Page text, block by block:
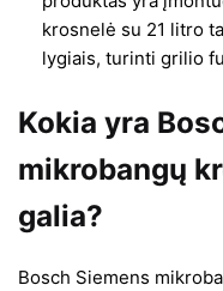
krosnelė su 21 litro
lygiais, turinti grilio
Kokia yra
mikrobangų
galia?
Bosch Siemens